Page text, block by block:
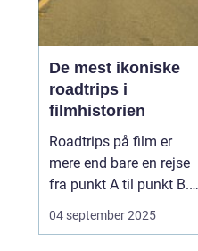
De mest ikoniske
roadtrips i
filmhistorien
Roadtrips på film er
mere end bare en rejse
fra punkt A til punkt B.
De fungerer som en
ramme for
04 september 2025